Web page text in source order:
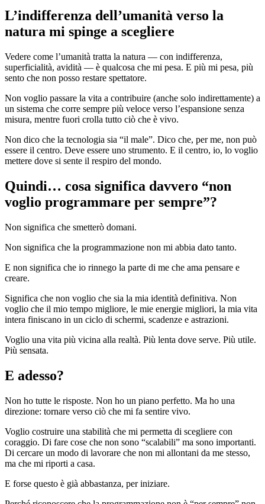
L’indifferenza dell’umanità verso la
natura mi spinge a scegliere
Vedere come l’umanità tratta la natura — con indifferenza,
superficialità, avidità — è qualcosa che mi pesa. E più mi pesa, più
sento che non posso restare spettatore.
Non voglio passare la vita a contribuire (anche solo indirettamente) a
un sistema che corre sempre più veloce verso l’espansione senza
misura, mentre fuori crolla tutto ciò che è vivo.
Non dico che la tecnologia sia “il male”. Dico che, per me, non può
essere il centro. Deve essere uno strumento. E il centro, io, lo voglio
mettere dove si sente il respiro del mondo.
Quindi… cosa significa davvero “non
voglio programmare per sempre”?
Non significa che smetterò domani.
Non significa che la programmazione non mi abbia dato tanto.
E non significa che io rinnego la parte di me che ama pensare e
creare.
Significa che non voglio che sia la mia identità definitiva. Non
voglio che il mio tempo migliore, le mie energie migliori, la mia vita
intera finiscano in un ciclo di schermi, scadenze e astrazioni.
Voglio una vita più vicina alla realtà. Più lenta dove serve. Più utile.
Più sensata.
E adesso?
Non ho tutte le risposte. Non ho un piano perfetto. Ma ho una
direzione: tornare verso ciò che mi fa sentire vivo.
Voglio costruire una stabilità che mi permetta di scegliere con
coraggio. Di fare cose che non sono “scalabili” ma sono importanti.
Di cercare un modo di lavorare che non mi allontani da me stesso,
ma che mi riporti a casa.
E forse questo è già abbastanza, per iniziare.